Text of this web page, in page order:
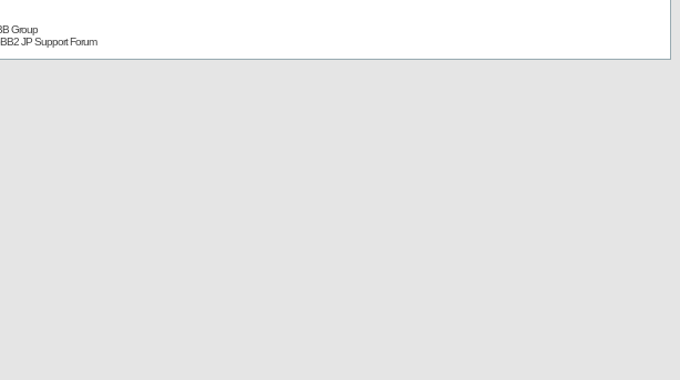
Group
JP Support Forum